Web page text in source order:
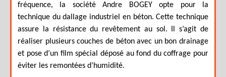
fréquence, la société Andre BOGEY opte pour la
technique du dallage industriel en béton. Cette technique
assure la résistance du revêtement au sol. Il s’agit de
réaliser plusieurs couches de béton avec un bon drainage
et pose d’un film spécial déposé au fond du coffrage pour
éviter les remontées d’humidité.